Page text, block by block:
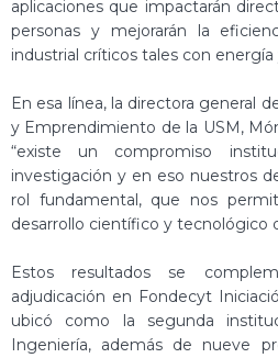
aplicaciones que impactarán
personas y mejorarán la
industrial críticos tales con energía
En esa línea, la directora general
y Emprendimiento de la USM,
“existe un compromiso
investigación y en eso nuestros
rol fundamental, que nos
desarrollo científico y tecnológico
Estos resultados se
adjudicación en Fondecyt
ubicó como la segunda
Ingeniería, además de nueve